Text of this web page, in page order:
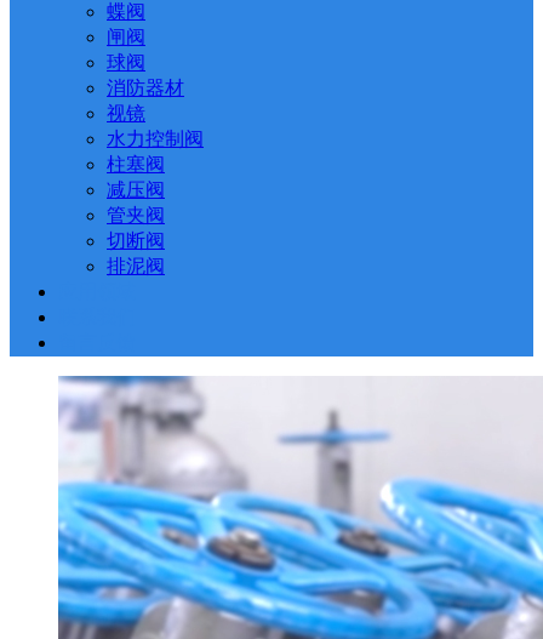
蝶阀
闸阀
球阀
消防器材
视镜
水力控制阀
柱塞阀
减压阀
管夹阀
切断阀
排泥阀